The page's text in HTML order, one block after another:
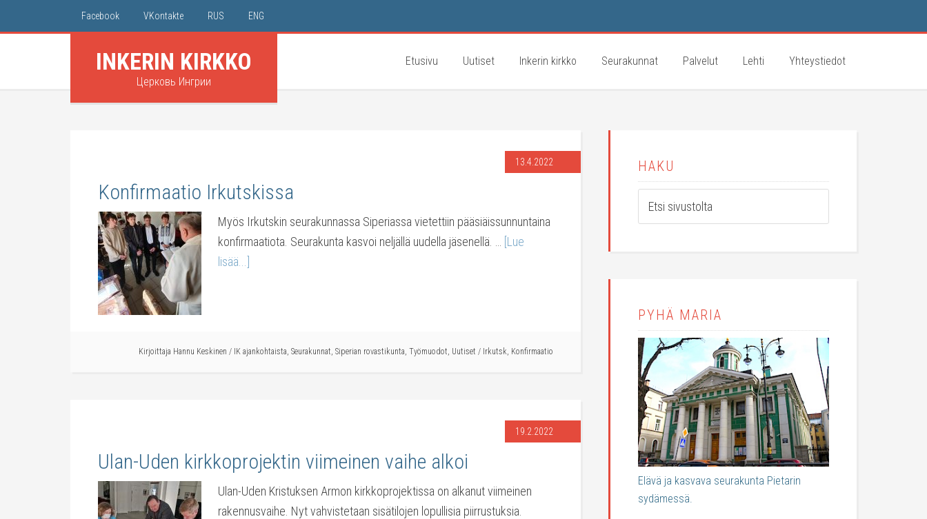
Facebook VKontakte RUS ENG
INKERIN KIRKKO
Церковь Ингрии
Etusivu Uutiset Inkerin kirkko Seurakunnat Palvelut Lehti Yhteystiedot
13.4.2022
Konfirmaatio Irkutskissa
Myös Irkutskin seurakunnassa Siperiassa vietettiin pääsiäissunnuntaina
konfirmaatiota. Seurakunta kasvoi neljällä uudella jäsenellä. …
[Lue
lisää...]
Kirjoittaja Hannu Keskinen / IK ajankohtaista, Seurakunnat, Siperian rovastikunta, Työmuodot, Uutiset / Irkutsk, Konfirmaatio
19.2.2022
Ulan-Uden kirkkoprojektin viimeinen vaihe alkoi
Ulan-Uden Kristuksen Armon kirkkoprojektissa on alkanut viimeinen
rakennusvaihe. Nyt vahvistetaan sisätilojen lopullisia piirrustuksia.
HAKU
PYHÄ MARIA
Elävä ja kasvava seurakunta Pietarin
sydämessä.